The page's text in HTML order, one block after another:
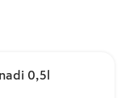
0,5l